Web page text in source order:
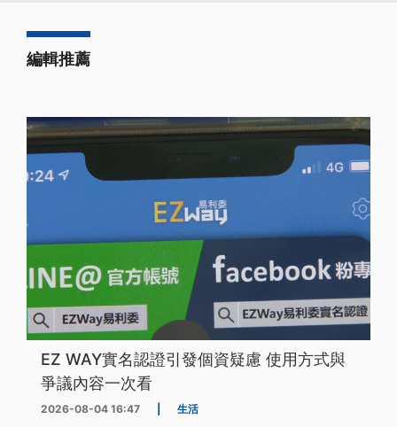
編輯推薦
EZ WAY實名認證引發個資疑慮 使用方式與
爭議內容一次看
2026-08-04 16:47 生活